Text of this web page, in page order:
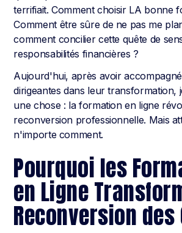
terrifiait. Comment choisir LA bonne
Comment être sûre de ne pas me
comment concilier cette quête de
responsabilités financières ?
Aujourd'hui, après avoir
dirigeantes dans leur transformation,
une chose : la formation en ligne
reconversion professionnelle. Mais
n'importe comment.
Pourquoi les
en Ligne
Reconversion des